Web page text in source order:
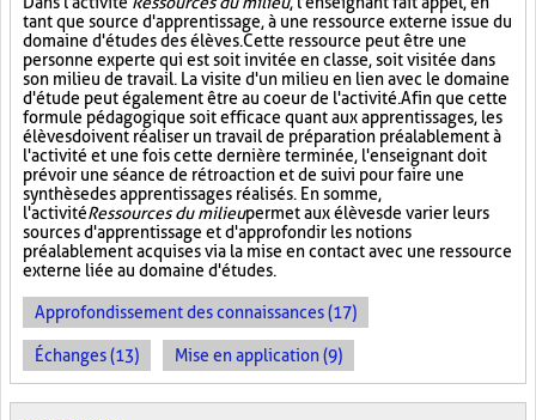
tant que source d'apprentissage, à une ressource externe issue du
domaine d'études des élèves. Cette ressource peut être une
personne experte qui est soit invitée en classe, soit visitée dans
son milieu de travail. La visite d'un milieu en lien avec le domaine
d'étude peut également être au coeur de l'activité. Afin que cette
formule pédagogique soit efficace quant aux apprentissages, les
élèves doivent réaliser un travail de préparation préalablement à
l'activité et une fois cette dernière terminée, l'enseignant doit
prévoir une séance de rétroaction et de suivi pour faire une
synthèse des apprentissages réalisés. En somme,
l'activitéRessources du milieupermet aux élèves de varier leurs
sources d'apprentissage et d'approfondir les notions
préalablement acquises via la mise en contact avec une ressource
externe liée au domaine d'études.
Approfondissement des connaissances (17)
Échanges (13) Mise en application (9)